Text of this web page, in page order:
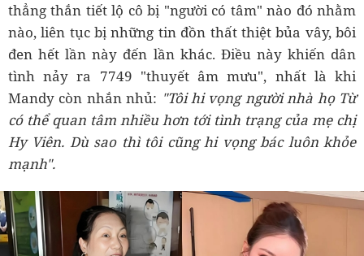
thẳng thắn tiết lộ cô bị "người có tâm" nào đó nhằm
nào, liên tục bị những tin đồn thất thiệt bủa vây, bôi
đen hết lần này đến lần khác. Điều này khiến dân
tình nảy ra 7749 "thuyết âm mưu", nhất là khi
Mandy còn nhắn nhủ: "Tôi hi vọng người nhà họ Từ
có thể quan tâm nhiều hơn tới tình trạng của mẹ chị
Hy Viên. Dù sao thì tôi cũng hi vọng bác luôn khỏe
mạnh".